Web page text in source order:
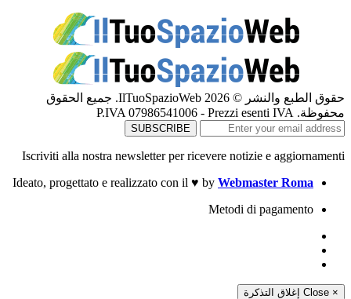
حقوق الطبع والنشر © 2026 IlTuoSpazioWeb. جميع الحقوق
محفوظة. P.IVA 07986541006 - Prezzi esenti IVA
Iscriviti alla nostra newsletter per ricevere notizie e aggiornamenti
Ideato, progettato e realizzato con il ♥ by Webmaster Roma
Metodi di pagamento
×
Close إغلاق التذكرة